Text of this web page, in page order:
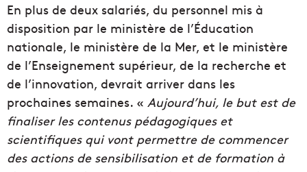
En plus de deux salariés, du personnel mis à
disposition par le ministère de l’Éducation
nationale, le ministère de la Mer, et le ministère
de l’Enseignement supérieur, de la recherche et
de l’innovation, devrait arriver dans les
prochaines semaines. « Aujourd’hui, le but est de
finaliser les contenus pédagogiques et
scientifiques qui vont permettre de commencer
des actions de sensibilisation et de formation à